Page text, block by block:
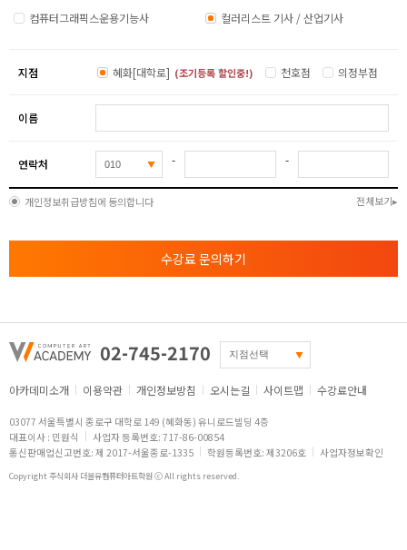
컴퓨터그래픽스운용기능사
컬러리스트 기사 / 산업기사
지점 혜화[대학로] (조기등록 할인중!) 천호점 의정부점
이름
연락처 - -
개인정보취급방침에 동의합니다 전체보기
수강료 문의하기
02-745-2170
아카데미소개 이용약관 개인정보방침 오시는길 사이트맵 수강료안내
03077 서울특별시 종로구 대학로 149 (혜화동) 유니로드빌딩 4층
대표이사 : 민원식
사업자 등록번호: 717-86-00854
통신판매업신고번호: 제 2017-서울종로-1335
학원등록번호: 제3206호 사업자정보확인
Copyright 주식회사 더블유컴퓨터아트학원 ⓒ All rights reserved.